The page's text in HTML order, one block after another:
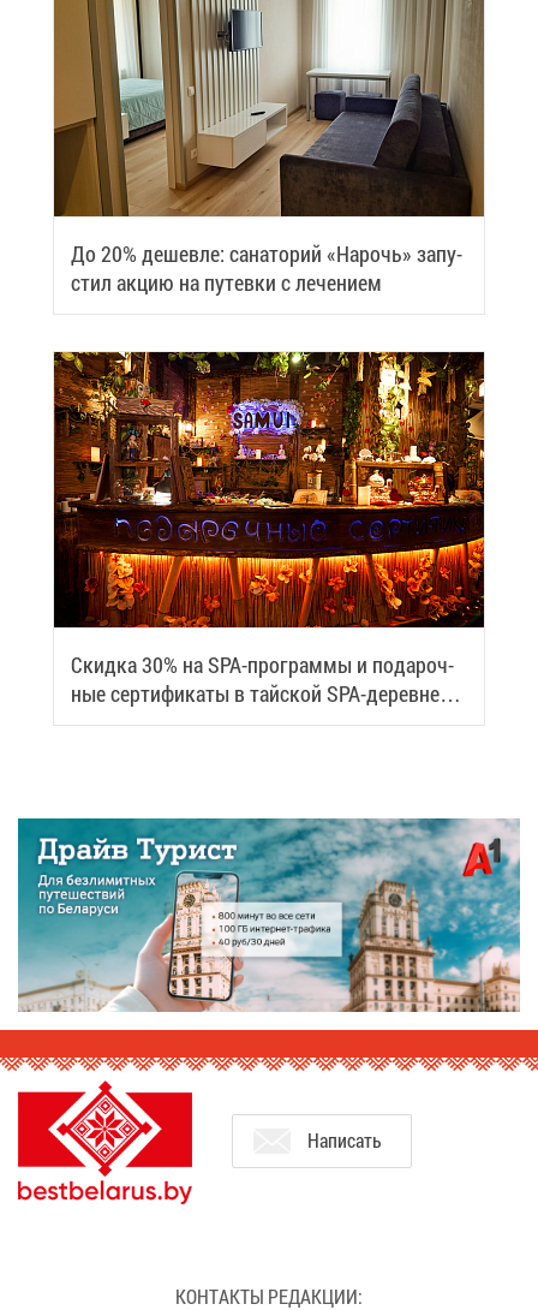
До 20% де­шев­ле: са­на­то­рий «На­рочь» за­пу­
стил ак­цию на пу­тев­ки с ле­че­ни­ем
Скид­ка 30% на SPA-про­грам­мы и по­да­роч­
ные сер­ти­фи­ка­ты в тай­ской SPA-де­ревне
Samui
На­пи­сать
КОН­ТАК­ТЫ РЕ­ДАК­ЦИИ: